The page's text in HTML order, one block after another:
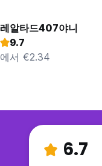
레알타드407야니
9.7
에서 €2.34
6.7